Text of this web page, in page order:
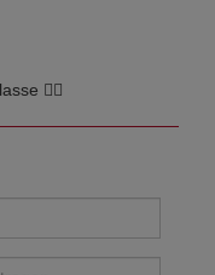
👍🏻